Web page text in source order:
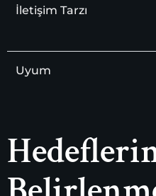
İletişim Tarzı
Uyum